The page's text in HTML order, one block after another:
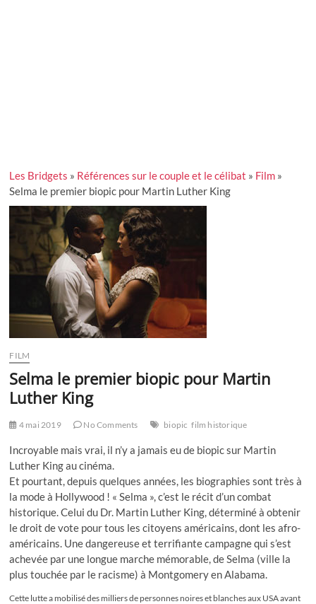
Les Bridgets » Références sur le couple et le célibat » Film »
Selma le premier biopic pour Martin Luther King
FILM
Selma le premier biopic pour Martin
Luther King
4 mai 2019 No Comments biopic film historique
Incroyable mais vrai, il n’y a jamais eu de biopic sur Martin
Luther King au cinéma.
Et pourtant, depuis quelques années, les biographies sont très à
la mode à Hollywood ! « Selma », c’est le récit d’un combat
historique. Celui du Dr. Martin Luther King, déterminé à obtenir
le droit de vote pour tous les citoyens américains, dont les afro-
américains. Une dangereuse et terrifiante campagne qui s’est
achevée par une longue marche mémorable, de Selma (ville la
plus touchée par le racisme) à Montgomery en Alabama.
Cette lutte a mobilisé des milliers de personnes noires et blanches aux USA avant